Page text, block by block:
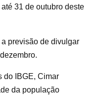
31 de outubro deste
previsão de divulgar
do IBGE, Cimar
da população